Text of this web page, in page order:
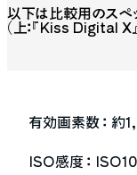
以下は比較用のスペ
（上：『Kiss Digital X』
有効画素数 ： 約
ISO感度 ：